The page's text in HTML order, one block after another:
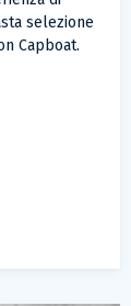
selezione
Capboat.